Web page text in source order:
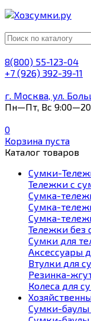
8(800) 55-123-04
+7 (926) 392-39-11
г. Москва, ул.
Пн—Пт, Вс
0
Корзина пуста
Каталог товаров
Сумки-
Тележки с
Сумка-
Сумка-
Сумка-
Тележки без
Сумки для
Аксессуары
Втулки для
Резинка-
Колеса для
Сумки-баулы